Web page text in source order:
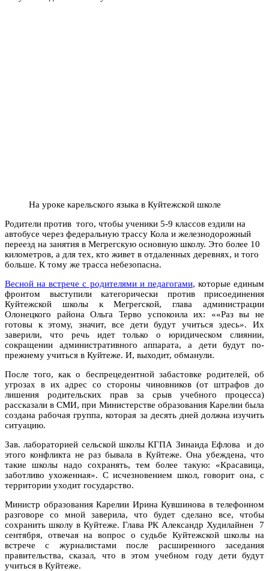
На уроке карельского языка в Куйтежской школе
Родители против того, чтобы ученики 5-9 классов ездили на
автобусе через федеральную трассу Кола и железнодорожный
переезд на занятия в Мегрегскую основную школу. Это более 10
километров, а для тех, кто живет в отдаленных деревнях, и того
больше. К тому же трасса небезопасна.
Весной на встрече с родителями и педагогами, которые единым
фронтом выступили категорически против присоединения
Куйтежской школы к Мегрегской, глава администрации
Олонецкого района Ольга Терво успокоила их: ««Раз вы не
готовы к этому, значит, все дети будут учиться здесь». Их
заверили, что речь идет только о юридическом слиянии,
сокращении административного аппарата, а дети будут по-
прежнему учиться в Куйтеже. И, выходит, обманули.
После того, как о беспрецедентной забастовке родителей, об
угрозах в их адрес со стороны чиновников (от штрафов до
лишения родительских прав за срыв учебного процесса)
рассказали в СМИ, при Министерстве образования Карелии была
создана рабочая группа, которая за десять дней должна изучить
ситуацию.
Зав. лабораторией сельской школы КГПА Зинаида Ефлова и до
этого конфликта не раз бывала в Куйтеже. Она убеждена, что
такие школы надо сохранять, тем более такую: «Красавица,
заботливо ухоженная». С исчезновением школ, говорит она, с
территории уходит государство.
Министр образования Карелии Ирина Кувшинова в телефонном
разговоре со мной заверила, что будет сделано все, чтобы
сохранить школу в Куйтеже. Глава РК Александр Худилайнен 7
сентября, отвечая на вопрос о судьбе Куйтежской школы на
встрече с журналистами после расширенного заседания
правительства, сказал, что в этом учебном году дети будут
учиться в Куйтеже.